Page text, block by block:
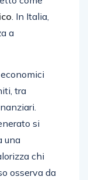
. In Italia,
a
tra
si
una
chi
osserva da